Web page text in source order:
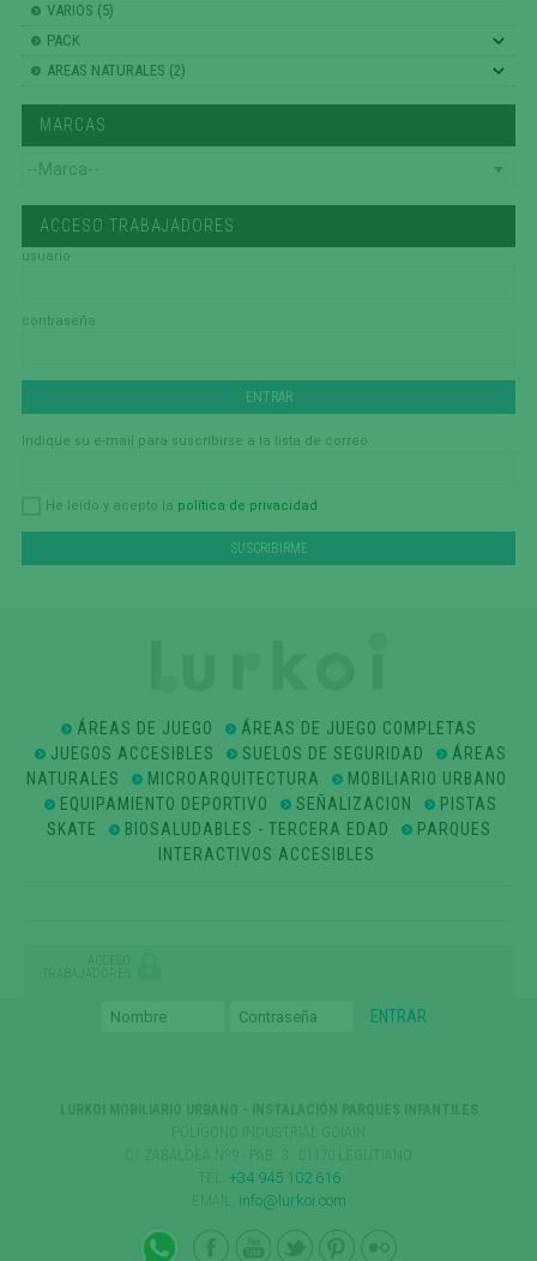
VARIOS (5)
PACK
AREAS NATURALES (2)
MARCAS
ACCESO TRABAJADORES
usuario
contraseña
Indique su e-mail para suscribirse a la lista de correo
He leído y acepto la política de privacidad
ÁREAS DE JUEGO
ÁREAS DE JUEGO COMPLETAS
JUEGOS ACCESIBLES
SUELOS DE SEGURIDAD
ÁREAS
NATURALES
MICROARQUITECTURA
MOBILIARIO URBANO
EQUIPAMIENTO DEPORTIVO
SEÑALIZACION
PISTAS
SKATE
BIOSALUDABLES - TERCERA EDAD
PARQUES
INTERACTIVOS ACCESIBLES
ACCESO
TRABAJADORES
+34 945 102 616
info@lurkoi.com